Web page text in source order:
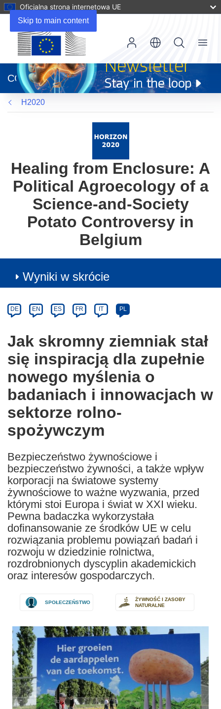
Skip to main content
Oficjalna strona internetowa UE
otworzy
się
w
nowym
oknie)
CORDIS
Menu
H2020
Healing from Enclosure: A
Political Agroecology of a
Science-and-Society
Potato Controversy in
Belgium
Wyniki w skrócie
Category
Article
available
the
following
languages:
DE EN ES FR IT PL
Jak skromny ziemniak stał
się inspiracją dla zupełnie
nowego myślenia o
badaniach i innowacjach w
sektorze rolno-
spożywczym
Bezpieczeństwo żywnościowe i
bezpieczeństwo żywności, a także wpływ
korporacji na światowe systemy
żywnościowe to ważne wyzwania, przed
którymi stoi Europa i świat w XXI wieku.
Pewna badaczka wykorzystała
dofinansowanie ze środków UE w celu
rozwiązania problemu powiązań badań i
rozwoju w dziedzinie rolnictwa,
rozdrobnionych dyscyplin akademickich
oraz interesów gospodarczych.
SPOŁECZEŃSTWO
ŻYWNOŚĆ I ZASOBY
NATURALNE